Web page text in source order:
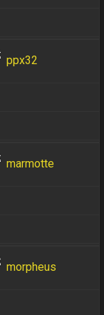
ppx32
marmotte
morpheus